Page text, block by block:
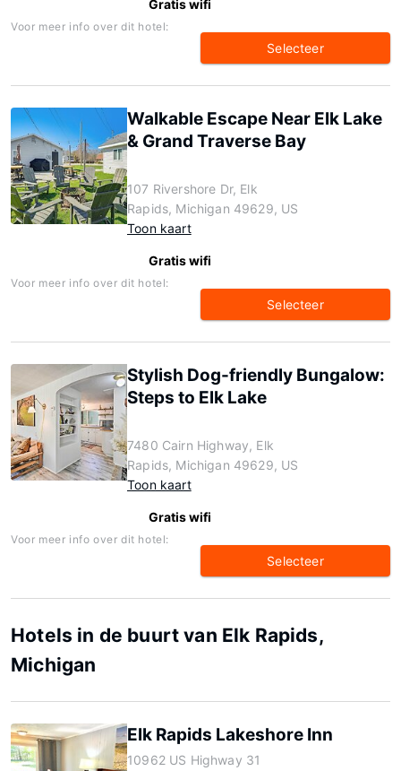
Gratis wifi
Voor meer info over dit hotel:
Selecteer
Walkable Escape Near Elk Lake
& Grand Traverse Bay
107 Rivershore Dr, Elk
Rapids, Michigan 49629, US
Toon kaart
Gratis wifi
Voor meer info over dit hotel:
Selecteer
Stylish Dog-friendly Bungalow:
Steps to Elk Lake
7480 Cairn Highway, Elk
Rapids, Michigan 49629, US
Toon kaart
Gratis wifi
Voor meer info over dit hotel:
Selecteer
Hotels in de buurt van Elk Rapids,
Michigan
Elk Rapids Lakeshore Inn
10962 US Highway 31